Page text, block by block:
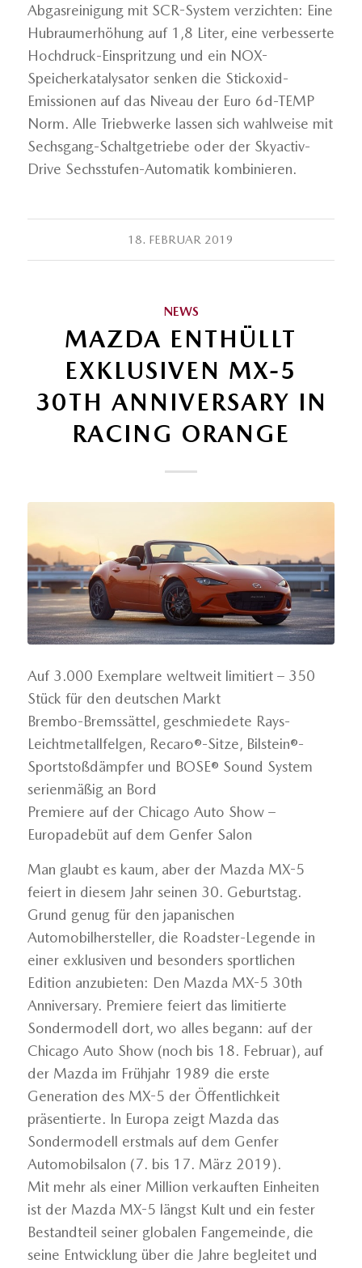
Abgasreinigung mit SCR-System verzichten: Eine
Hubraumerhöhung auf 1,8 Liter, eine verbesserte
Hochdruck-Einspritzung und ein NOX-
Speicherkatalysator senken die Stickoxid-
Emissionen auf das Niveau der Euro 6d-TEMP
Norm. Alle Triebwerke lassen sich wahlweise mit
Sechsgang-Schaltgetriebe oder der Skyactiv-
Drive Sechsstufen-Automatik kombinieren.
18. FEBRUAR 2019
NEWS
MAZDA ENTHÜLLT
EXKLUSIVEN MX-5
30TH ANNIVERSARY IN
RACING ORANGE
Auf 3.000 Exemplare weltweit limitiert – 350
Stück für den deutschen Markt
Brembo-Bremssättel, geschmiedete Rays-
Leichtmetallfelgen, Recaro®-Sitze, Bilstein®-
Sportstoßdämpfer und BOSE® Sound System
serienmäßig an Bord
Premiere auf der Chicago Auto Show –
Europadebüt auf dem Genfer Salon
Man glaubt es kaum, aber der Mazda MX-5
feiert in diesem Jahr seinen 30. Geburtstag.
Grund genug für den japanischen
Automobilhersteller, die Roadster-Legende in
einer exklusiven und besonders sportlichen
Edition anzubieten: Den Mazda MX-5 30th
Anniversary. Premiere feiert das limitierte
Sondermodell dort, wo alles begann: auf der
Chicago Auto Show (noch bis 18. Februar), auf
der Mazda im Frühjahr 1989 die erste
Generation des MX-5 der Öffentlichkeit
präsentierte. In Europa zeigt Mazda das
Sondermodell erstmals auf dem Genfer
Automobilsalon (7. bis 17. März 2019).
Mit mehr als einer Million verkauften Einheiten
ist der Mazda MX-5 längst Kult und ein fester
Bestandteil seiner globalen Fangemeinde, die
seine Entwicklung über die Jahre begleitet und